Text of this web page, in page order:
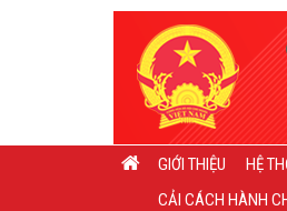
GIỚI THIỆU HỆ
CẢI CÁCH HÀNH